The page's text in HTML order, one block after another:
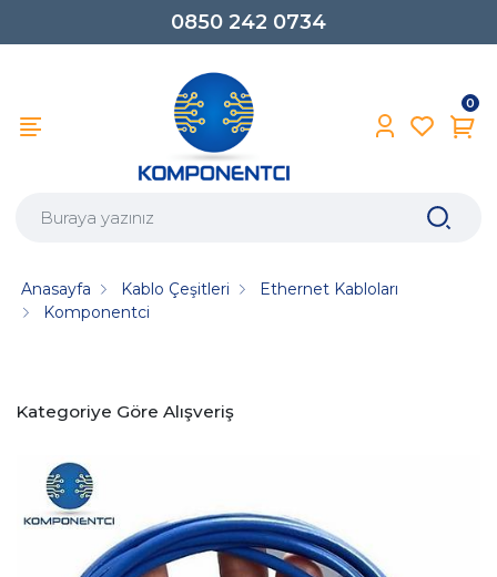
0850 242 0734
0
Anasayfa Kablo Çeşitleri
Ethernet Kabloları
Komponentci
Kategoriye Göre Alışveriş